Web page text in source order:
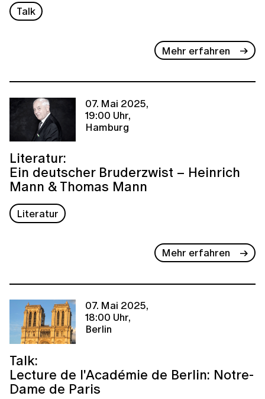
Talk
Mehr erfahren
07. Mai 2025,
19:00 Uhr,
Hamburg
Literatur:
Ein deutscher Bruderzwist – Heinrich
Mann & Thomas Mann
Literatur
Mehr erfahren
07. Mai 2025,
18:00 Uhr,
Berlin
Talk:
Lecture de l'Académie de Berlin: Notre-
Dame de Paris